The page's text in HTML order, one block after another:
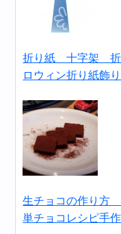
折り紙 十字架 折
ロウィン折り紙飾り
生チョコの作り方
単チョコレシピ手作